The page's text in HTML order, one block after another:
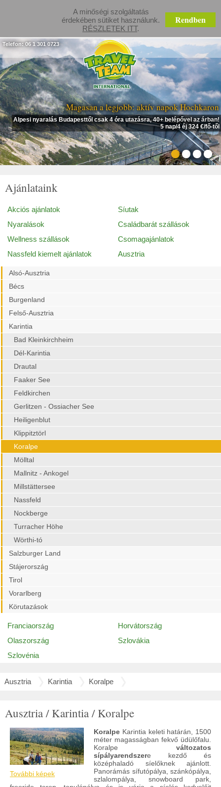
A minőségi szolgáltatás
érdekében sütiket használunk.
RÉSZLETEK ITT.
Rendben
Magasan a legjobb: aktív napok Hochkaron
Alpesi nyaralás Budapesttől csak 4 óra utazásra, 40+ belépővel az árban!
5 nap/4 éj 324 €/fő-től
Telefon: 06 1 301 0723
Ajánlataink
Akciós ajánlatok
Síutak
Nyaralások
Családbarát szállások
Wellness szállások
Csomagajánlatok
Nassfeld kiemelt ajánlatok
Ausztria
Alsó-Ausztria
Bécs
Burgenland
Felső-Ausztria
Karintia
Bad Kleinkirchheim
Dél-Karintia
Drautal
Faaker See
Feldkirchen
Gerlitzen - Ossiacher See
Heiligenblut
Klippitztörl
Koralpe
Mölltal
Mallnitz - Ankogel
Millstättersee
Nassfeld
Nockberge
Turracher Höhe
Wörthi-tó
Salzburger Land
Stájerország
Tirol
Vorarlberg
Körutazások
Franciaország
Horvátország
Olaszország
Szlovákia
Szlovénia
Ausztria Karintia Koralpe
Ausztria / Karintia / Koralpe
További képek
Koralpe Karintia keleti határán, 1500
méter magasságban fekvő üdülőfalu.
Koralpe változatos
sípályarendszere kezdő és
középhaladó síelőknek ajánlott.
Panorámás sífutópálya, szánkópálya,
szlalompálya, snowboard park,